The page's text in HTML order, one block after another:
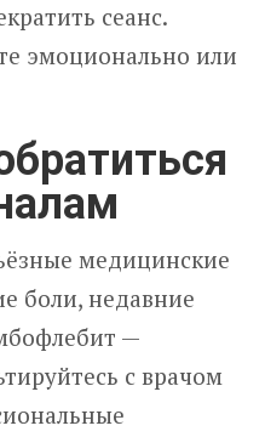
сеанс.
эмоционально или
медицинские
боли, недавние
—
с врачом